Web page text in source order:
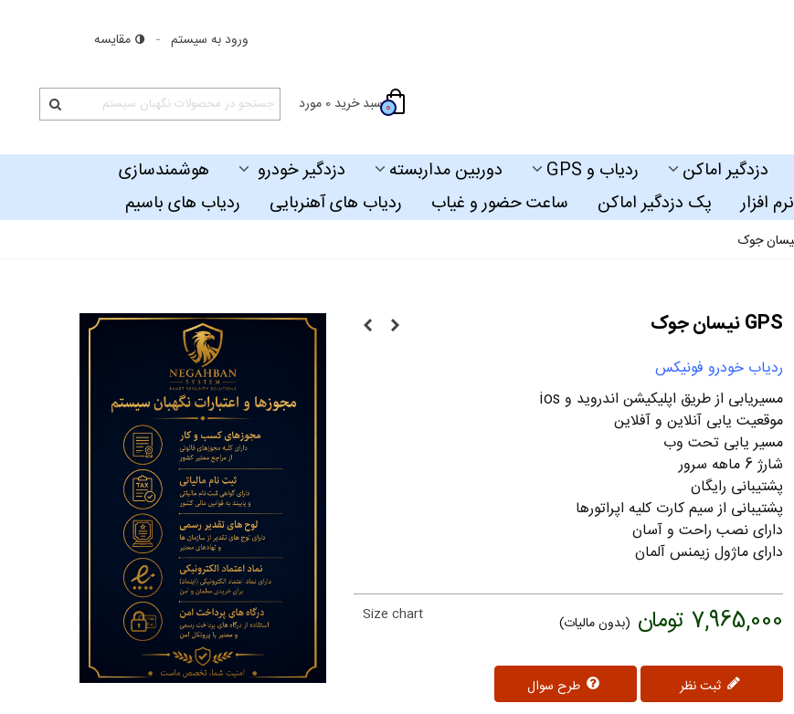
ورود به سیستم مقایسه
0سبد خرید 0 مورد
دزدگیر اماکن ردیاب و GPS دوربین مداربسته دزدگیر خودرو
هوشمندسازی
نرم افزار پک دزدگیر اماکن ساعت حضور و غیاب ردیاب های آهنربایی ردیاب های باسیم
GPS نیسان جوک
ردیاب خودرو فونیکس
مسیریابی از طریق اپلیکیشن اندروید و ios
موقعیت یابی آنلاین و آفلاین
مسیر یابی تحت وب
شارژ 6 ماهه سرور
پشتیبانی رایگان
پشتیبانی از سیم کارت کلیه اپراتورها
دارای نصب راحت و آسان
دارای ماژول زیمنس آلمان
7,965,000 تومان (بدون مالیات)
ثبت نظر
Size chart